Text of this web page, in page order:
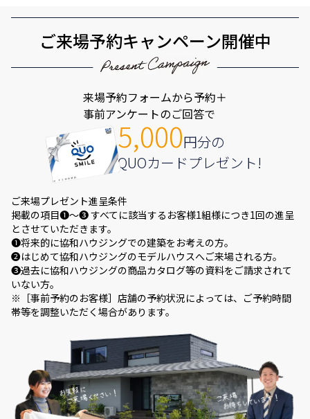
ご来場予約キャンペーン開催中
5,000円分の
QUOカードプレゼント!
来場予約フォームから予約＋
事前アンケートのご回答で
ご来場プレゼント進呈条件
掲載の項目❶～❸ すべてに該当するお客様1組様につき1回の進呈
とさせていただきます。
❶将来的に協和ハウジングでの建築をお考えの方。
❷はじめて協和ハウジングのモデルハウスへご来場される方。
❸過去に協和ハウジングの商品カタログ等の資料をご請求されて
いない方。
※［事前予約のお客様］店舗の予約状況によっては、ご予約時間
帯等を調整いただく場合があります。